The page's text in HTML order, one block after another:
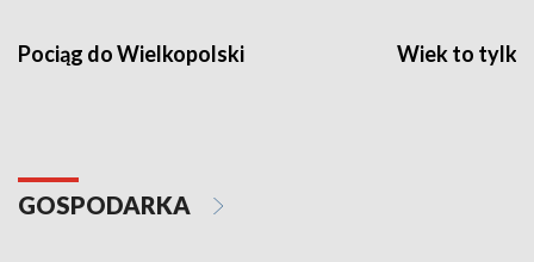
Pociąg do Wielkopolski Wiek to tylko
GOSPODARKA